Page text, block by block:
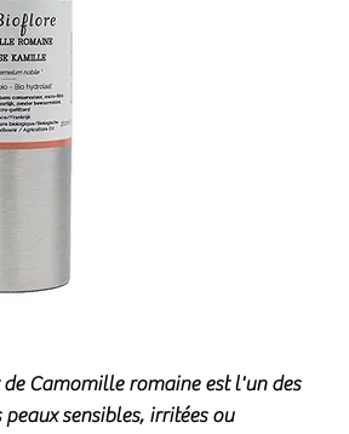
Camomille romaine est l'un des
sensibles, irritées ou